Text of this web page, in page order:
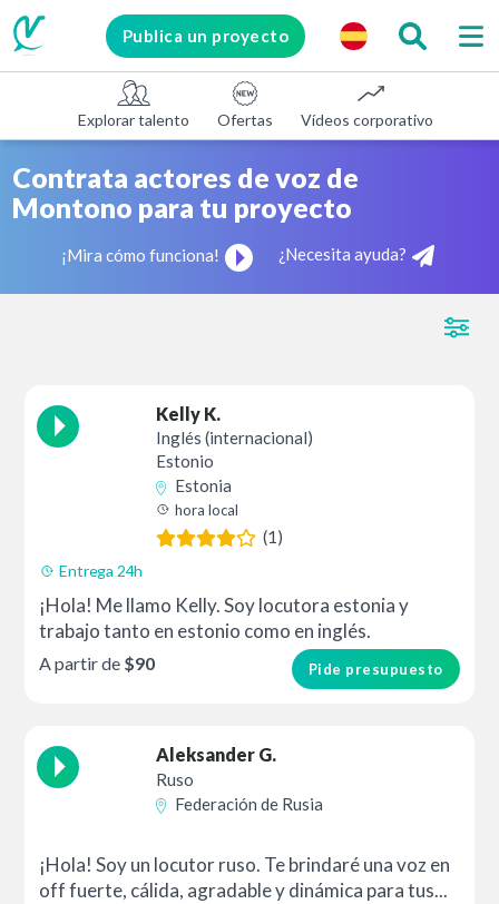
Publica un proyecto
Explorar talento Ofertas Vídeos corporativos
Contrata actores de voz de
Montono para tu proyecto
¡Mira cómo funciona! ¿Necesita ayuda?
Kelly K.
Inglés (internacional)
Estonio
Estonia
hora local
(1)
Entrega 24h
¡Hola! Me llamo Kelly. Soy locutora estonia y
trabajo tanto en estonio como en inglés.
Pide presupuesto
A partir de $90
Aleksander G.
Ruso
Federación de Rusia
¡Hola! Soy un locutor ruso. Te brindaré una voz en
off fuerte, cálida, agradable y dinámica para tus...